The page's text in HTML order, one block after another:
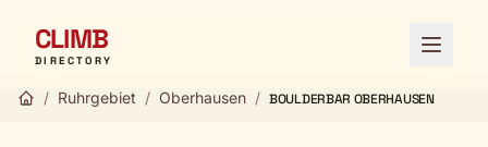
CLIMB
DIRECTORY Open
/ Ruhrgebiet / Oberhausen / BOULDERBAR OBERHAUSEN